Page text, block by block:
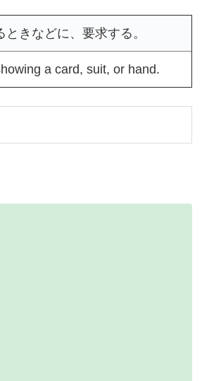
きなどに、要求する。
a card, suit, or hand.